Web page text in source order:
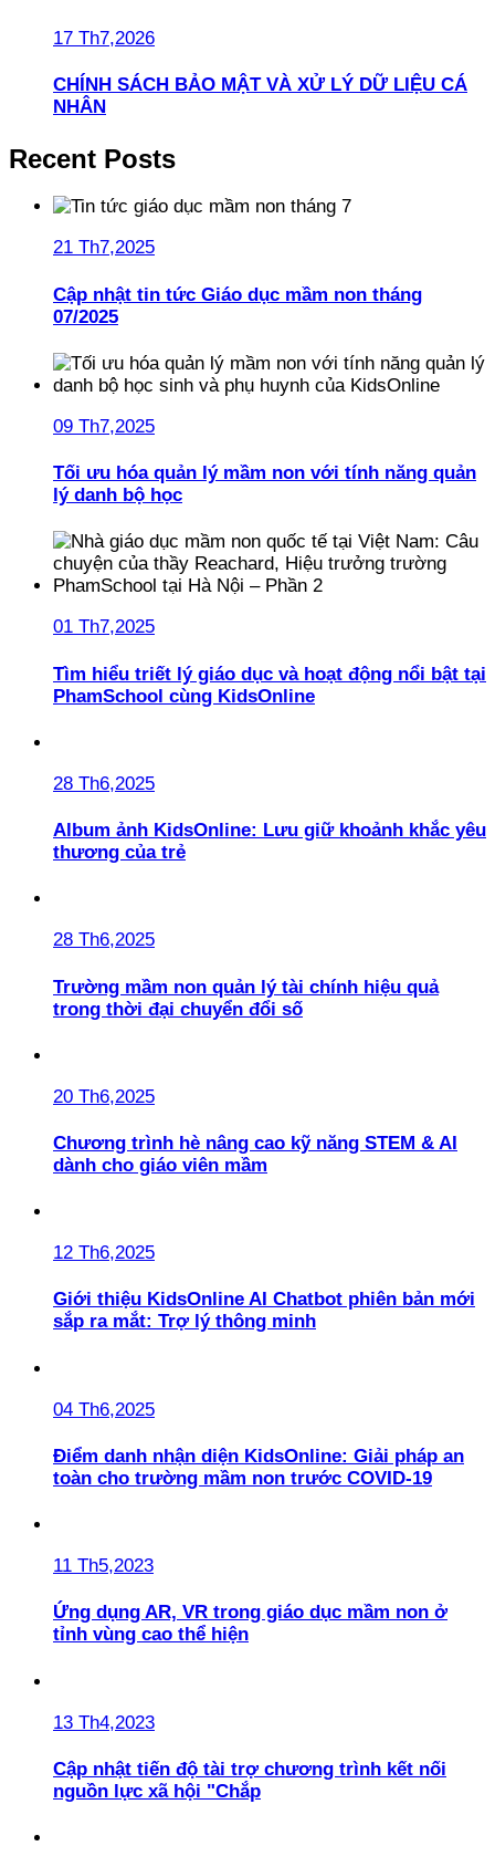
17 Th7,2026
CHÍNH SÁCH BẢO MẬT VÀ XỬ LÝ DỮ LIỆU CÁ
NHÂN
Recent Posts
21 Th7,2025
Cập nhật tin tức Giáo dục mầm non tháng
07/2025
09 Th7,2025
Tối ưu hóa quản lý mầm non với tính năng quản
lý danh bộ học
01 Th7,2025
Tìm hiểu triết lý giáo dục và hoạt động nổi bật tại
PhamSchool cùng KidsOnline
28 Th6,2025
Album ảnh KidsOnline: Lưu giữ khoảnh khắc yêu
thương của trẻ
28 Th6,2025
Trường mầm non quản lý tài chính hiệu quả
trong thời đại chuyển đổi số
20 Th6,2025
Chương trình hè nâng cao kỹ năng STEM & AI
dành cho giáo viên mầm
12 Th6,2025
Giới thiệu KidsOnline AI Chatbot phiên bản mới
sắp ra mắt: Trợ lý thông minh
04 Th6,2025
Điểm danh nhận diện KidsOnline: Giải pháp an
toàn cho trường mầm non trước COVID-19
11 Th5,2023
Ứng dụng AR, VR trong giáo dục mầm non ở
tỉnh vùng cao thể hiện
13 Th4,2023
Cập nhật tiến độ tài trợ chương trình kết nối
nguồn lực xã hội "Chắp